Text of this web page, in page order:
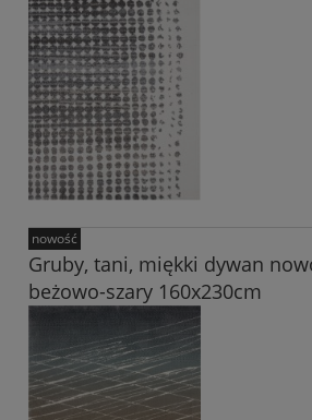
Gruby, tani, miękki dywan
beżowo-szary 160x230cm
nowość